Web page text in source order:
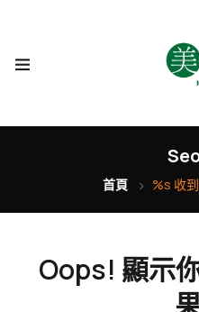
首頁 %s 收
Oops! 顯示